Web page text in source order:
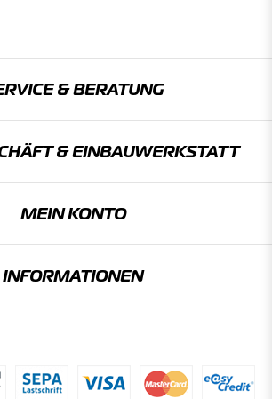
& BERATUNG
& EINBAU­WERKSTATT
MEIN KONTO
INFORMATIONEN